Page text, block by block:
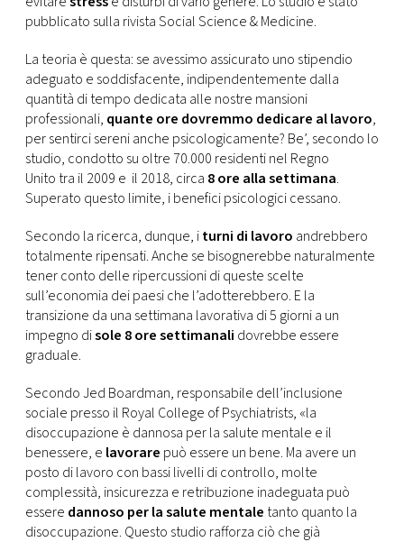
CONSIGLIA
pubblicato sulla rivista Social Science & Medicine.
La teoria è questa: se avessimo assicurato uno stipendio
adeguato e soddisfacente, indipendentemente dalla
quantità di tempo dedicata alle nostre mansioni
professionali, quante ore dovremmo dedicare al lavoro,
per sentirci sereni anche psicologicamente? Be’, secondo lo
studio, condotto su oltre 70.000 residenti nel Regno
Unito tra il 2009 e il 2018, circa 8 ore alla settimana.
Superato questo limite, i benefici psicologici cessano.
Secondo la ricerca, dunque, iturni di lavoro andrebbero
totalmente ripensati. Anche se bisognerebbe naturalmente
tener conto delle ripercussioni di queste scelte
sull’economia dei paesi che l’adotterebbero. E la
transizione da una settimana lavorativa di 5 giorni a un
impegno disole 8 ore settimanali dovrebbe essere
graduale.
Secondo Jed Boardman, responsabile dell’inclusione
sociale presso il Royal College of Psychiatrists, «la
disoccupazione è dannosa per la salute mentale e il
benessere, e lavorare può essere un bene. Ma avere un
posto di lavoro con bassi livelli di controllo, molte
complessità, insicurezza e retribuzione inadeguata può
essere dannoso per la salute mentale tanto quanto la
disoccupazione. Questo studio rafforza ciò che già